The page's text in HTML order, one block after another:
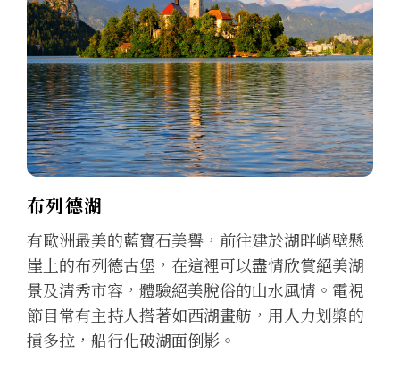
布列德湖
有歐洲最美的藍寶石美譽，前往建於湖畔峭壁懸
崖上的布列德古堡，在這裡可以盡情欣賞絕美湖
景及清秀市容，體驗絕美脫俗的山水風情。電視
節目常有主持人搭著如西湖畫舫，用人力划槳的
摃多拉，船行化破湖面倒影。